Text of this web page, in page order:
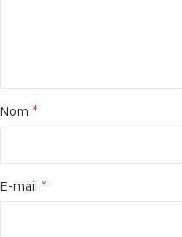
Nom *
E-mail *